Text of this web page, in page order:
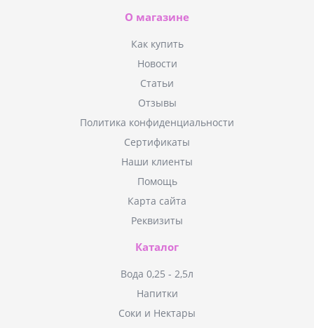
О магазине
Как купить
Новости
Статьи
Отзывы
Политика конфиденциальности
Сертификаты
Наши клиенты
Помощь
Карта сайта
Реквизиты
Каталог
Вода 0,25 - 2,5л
Напитки
Соки и Нектары